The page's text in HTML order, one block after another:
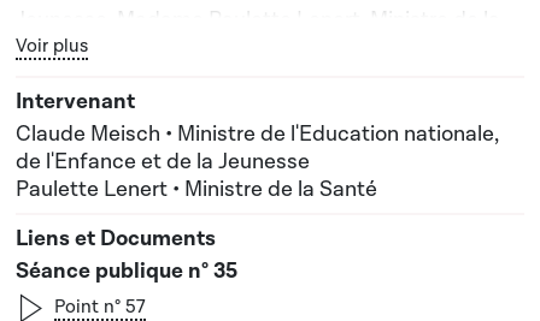
Jeunesse, Madame Paulette Lenert, Ministre de la
Santé apportée lors de la séance publique n°35
Bouton graphique servant à afficher ou cacher tous les
Voir plus
Claude Meisch • Ministre de l'Education nationale,
de l'Enfance et de la Jeunesse
Paulette Lenert • Ministre de la Santé
Séance publique n° 35
Point n° 57